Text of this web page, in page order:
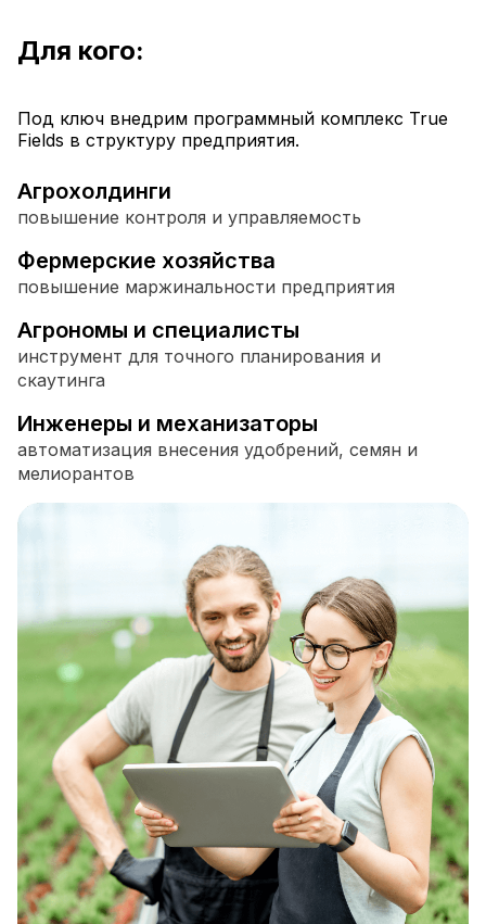
Для кого:
Под ключ внедрим программный комплекс True
Fields в структуру предприятия.
Агрохолдинги
повышение контроля и управляемость
Фермерские хозяйства
повышение маржинальности предприятия
Агрономы и специалисты
инструмент для точного планирования и
скаутинга
Инженеры и механизаторы
автоматизация внесения удобрений, семян и
мелиорантов